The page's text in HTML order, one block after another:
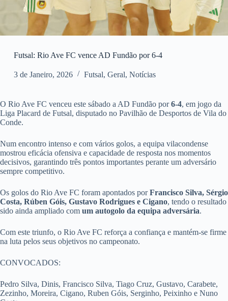
Futsal: Rio Ave FC vence AD Fundão por 6-4
3 de Janeiro, 2026 Futsal, Geral, Notícias
O Rio Ave FC venceu este sábado a AD Fundão por6-4, em jogo da
Liga Placard de Futsal, disputado no Pavilhão de Desportos de Vila do
Conde.
Num encontro intenso e com vários golos, a equipa vilacondense
mostrou eficácia ofensiva e capacidade de resposta nos momentos
decisivos, garantindo três pontos importantes perante um adversário
sempre competitivo.
Os golos do Rio Ave FC foram apontados porFrancisco Silva, Sérgio
Costa, Rúben Góis, Gustavo Rodrigues e Cigano, tendo o resultado
sido ainda ampliado com um autogolo da equipa adversária.
Com este triunfo, o Rio Ave FC reforça a confiança e mantém-se firme
na luta pelos seus objetivos no campeonato.
CONVOCADOS:
Pedro Silva, Dinis, Francisco Silva, Tiago Cruz, Gustavo, Carabete,
Zezinho, Moreira, Cigano, Ruben Góis, Serginho, Peixinho e Nuno